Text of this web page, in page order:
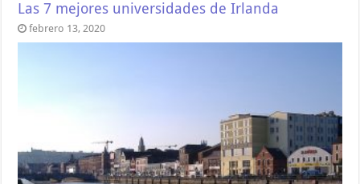
Las 7 mejores universidades de Irlanda
febrero 13, 2020